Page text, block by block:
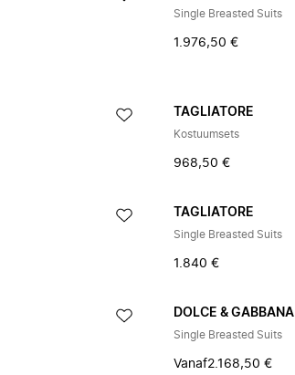
Single Breasted Suits
1.976,50 €
TAGLIATORE
Kostuumsets
968,50 €
TAGLIATORE
Single Breasted Suits
1.840 €
DOLCE & GABBANA
Single Breasted Suits
Vanaf2.168,50 €